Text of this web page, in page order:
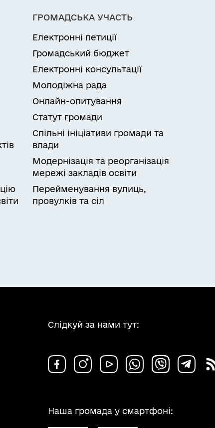
ГРОМАДСЬКА УЧАСТЬ
Електронні петиції
Громадський бюджет
Електронні консультації
Молодіжна рада
Онлайн-опитування
Статут громади
Спільні ініціативи громади та
влади
Модернізація та реорганізація
мережі закладів освіти
Перейменування вулиць,
провулків та сіл
Слідкуй за нами тут:
Наша громада у смартфоні: